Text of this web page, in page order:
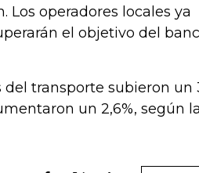
Los operadores locales ya
el objetivo del
transporte subieron un
un 2,6%, según la